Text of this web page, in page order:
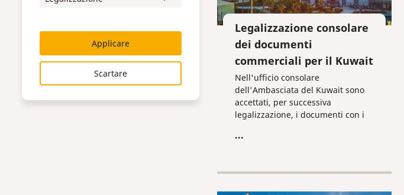
Applicare
Scartare
Legalizzazione consolare
dei documenti
commerciali per il Kuwait
Nell'ufficio consolare
dell'Ambasciata del Kuwait sono
accettati, per successiva
legalizzazione, i documenti con i
del Ministero degli Affari Esteri
...